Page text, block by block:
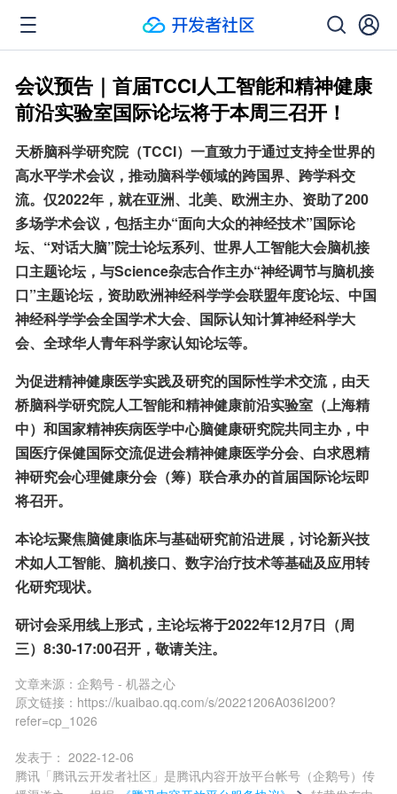
会议预告｜首届TCCI人工智能和精神健康
前沿实验室国际论坛将于本周三召开！
天桥脑科学研究院（TCCI）一直致力于通过支持全世界的
高水平学术会议，推动脑科学领域的跨国界、跨学科交
流。仅2022年，就在亚洲、北美、欧洲主办、资助了200
多场学术会议，包括主办“面向大众的神经技术”国际论
坛、“对话大脑”院士论坛系列、世界人工智能大会脑机接
口主题论坛，与Science杂志合作主办“神经调节与脑机接
口”主题论坛，资助欧洲神经科学学会联盟年度论坛、中国
神经科学学会全国学术大会、国际认知计算神经科学大
会、全球华人青年科学家认知论坛等。
为促进精神健康医学实践及研究的国际性学术交流，由天
桥脑科学研究院人工智能和精神健康前沿实验室（上海精
中）和国家精神疾病医学中心脑健康研究院共同主办，中
国医疗保健国际交流促进会精神健康医学分会、白求恩精
神研究会心理健康分会（筹）联合承办的首届国际论坛即
将召开。
本论坛聚焦脑健康临床与基础研究前沿进展，讨论新兴技
术如人工智能、脑机接口、数字治疗技术等基础及应用转
化研究现状。
研讨会采用线上形式，主论坛将于2022年12月7日（周
三）8:30-17:00召开，敬请关注。
文章来源： 企鹅号 - 机器之心
原文链接： https://kuaibao.qq.com/s/20221206A036I200?
refer=cp_1026
发表于： 2022-12-06
腾讯「腾讯云开发者社区」是腾讯内容开放平台帐号（企鹅号）传